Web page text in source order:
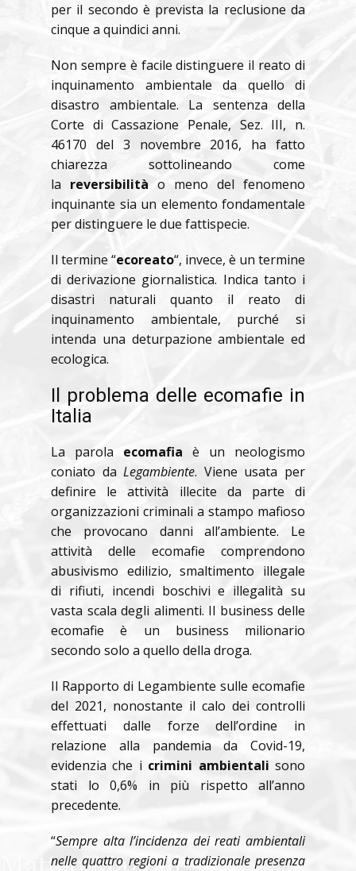
per il secondo è prevista la reclusione da
cinque a quindici anni.
Non sempre è facile distinguere il reato di
inquinamento ambientale da quello di
disastro ambientale. La sentenza della
Corte di Cassazione Penale, Sez. III, n.
46170 del 3 novembre 2016,
ha fatto
chiarezza sottolineando come
la reversibilità o meno del fenomeno
inquinante sia un elemento fondamentale
per distinguere le due fattispecie.
Il termine “ecoreato“, invece, è un termine
di derivazione giornalistica. Indica tanto i
disastri naturali quanto il reato di
inquinamento ambientale, purché si
intenda una deturpazione ambientale ed
ecologica.
Il problema delle ecomafie in
Italia
La parola ecomafia è un neologismo
coniato daLegambiente. Viene usata per
definire le attività illecite da parte di
organizzazioni criminali a stampo mafioso
che provocano danni all’ambiente. Le
attività delle ecomafie comprendono
abusivismo edilizio, smaltimento illegale
di rifiuti, incendi boschivi e illegalità su
vasta scala degli alimenti. Il business delle
ecomafie è un business milionario
secondo solo a quello della droga.
Il Rapporto di Legambiente sulle ecomafie
del 2021, nonostante il calo dei controlli
effettuati dalle forze dell’ordine in
relazione alla pandemia da Covid-19,
evidenzia che i crimini ambientali sono
stati lo 0,6% in più rispetto all’anno
precedente.
“Sempre alta l’incidenza dei reati ambientali
nelle quattro regioni a tradizionale presenza